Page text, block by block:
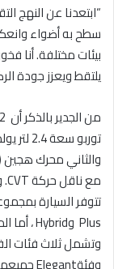
“ابتعدنا عن النهج
سطح به أضواء
بيئات مختلفة. أنا
يلتقط ويعزز جودة
من الجدير بالذكر أن
والثاني محرك هجين
مع ناقل حركة
.
تتوفر السيارة
Plus وHybrid، أما
وتشمل ثلاث فئات